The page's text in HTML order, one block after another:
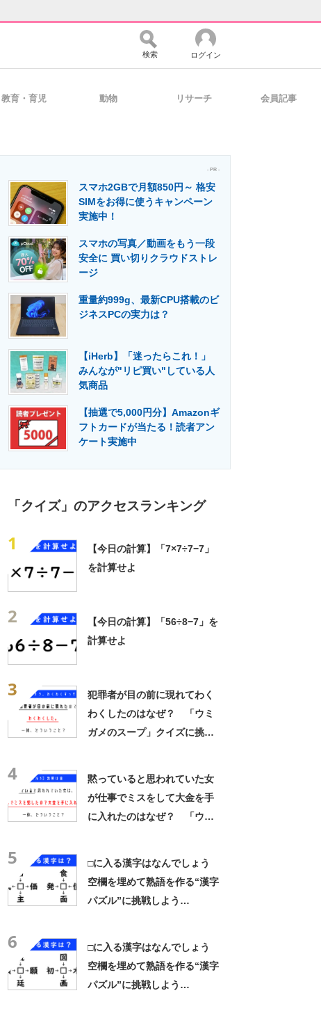
コミュニティ マーケ×ITの今がよく分かる
・活用を支援
専門メディア 建設×テクノロジーの最前線
検索 ログイン
教育・育児 動物 リサーチ 会員記事
- PR -
スマホ2GBで月額850円～ 格安
SIMをお得に使うキャンペーン
実施中！
スマホの写真／動画をもう一段
安全に 買い切りクラウドストレ
ージ
重量約999g、最新CPU搭載のビ
ジネスPCの実力は？
【iHerb】「迷ったらこれ！」
みんなが"リピ買い"している人
気商品
【抽選で5,000円分】Amazonギ
フトカードが当たる！読者アン
ケート実施中
「クイズ」のアクセスランキング
1
【今日の計算】「7×7÷7−7」
を計算せよ
2
【今日の計算】「56÷8−7」を
計算せよ
3
犯罪者が目の前に現れてわく
わくしたのはなぜ？ 「ウミ
ガメのスープ」クイズに挑
4
黙っていると思われていた女
が仕事でミスをして大金を手
に入れたのはなぜ？ 「ウミ
5
□に入る漢字はなんでしょう
空欄を埋めて熟語を作る“漢字
パズル”に挑戦しよう
6
□に入る漢字はなんでしょう
空欄を埋めて熟語を作る“漢字
パズル”に挑戦しよう